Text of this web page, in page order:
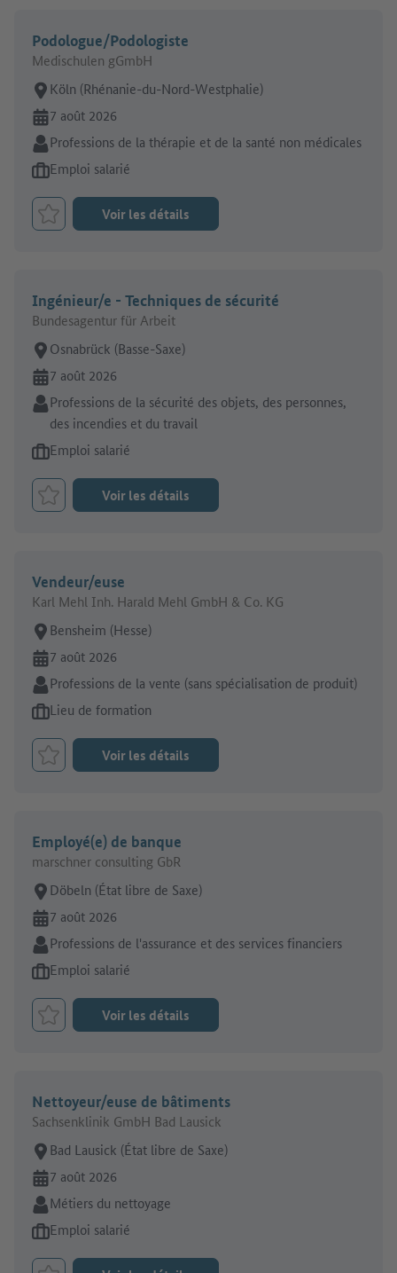
Podologue/Podologiste
Medischulen gGmbH
Lieu de travail:
Köln (Rhénanie-du-Nord-Westphalie)
En ligne depuis:
7 août 2026
Secteur:
Professions de la thérapie et de la santé non médicales
Type d'offre d'emploi:
Emploi salarié
Retenir le job
Voir les détails
Ingénieur/e - Techniques de sécurité
Bundesagentur für Arbeit
Lieu de travail:
Osnabrück (Basse-Saxe)
En ligne depuis:
7 août 2026
Secteur:
Professions de la sécurité des objets, des personnes,
des incendies et du travail
Type d'offre d'emploi:
Emploi salarié
Retenir le job
Voir les détails
Vendeur/euse
Karl Mehl Inh. Harald Mehl GmbH & Co. KG
Lieu de travail:
Bensheim (Hesse)
En ligne depuis:
7 août 2026
Secteur:
Professions de la vente (sans spécialisation de produit)
Type d'offre d'emploi:
Lieu de formation
Retenir le job
Voir les détails
Employé(e) de banque
marschner consulting GbR
Lieu de travail:
Döbeln (État libre de Saxe)
En ligne depuis:
7 août 2026
Secteur:
Professions de l'assurance et des services financiers
Type d'offre d'emploi:
Emploi salarié
Retenir le job
Voir les détails
Nettoyeur/euse de bâtiments
Sachsenklinik GmbH Bad Lausick
Lieu de travail:
Bad Lausick (État libre de Saxe)
En ligne depuis:
7 août 2026
Secteur:
Métiers du nettoyage
Type d'offre d'emploi:
Emploi salarié